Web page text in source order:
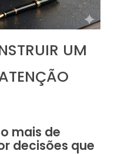
UM
mais de
decisões que